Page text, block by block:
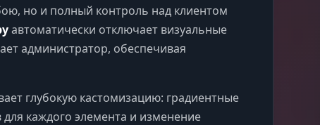
но и полный контроль над клиентом
автоматически отключает визуальные
администратор, обеспечивая
глубокую кастомизацию: градиентные
для каждого элемента и изменение